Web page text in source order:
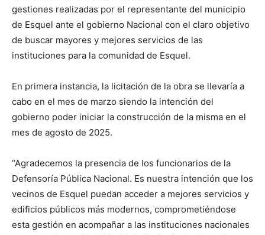
gestiones realizadas por el representante del municipio
de Esquel ante el gobierno Nacional con el claro objetivo
de buscar mayores y mejores servicios de las
instituciones para la comunidad de Esquel.
En primera instancia, la licitación de la obra se llevaría a
cabo en el mes de marzo siendo la intención del
gobierno poder iniciar la construcción de la misma en el
mes de agosto de 2025.
“Agradecemos la presencia de los funcionarios de la
Defensoría Pública Nacional. Es nuestra intención que los
vecinos de Esquel puedan acceder a mejores servicios y
edificios públicos más modernos, comprometiéndose
esta gestión en acompañar a las instituciones nacionales